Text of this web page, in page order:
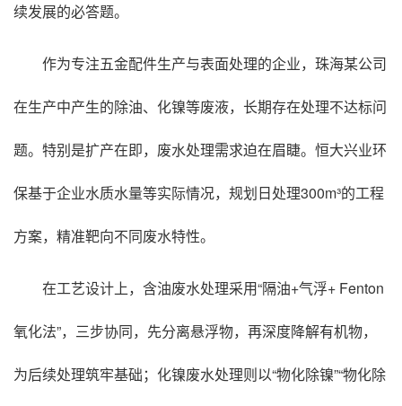
续发展的必答题。
作为专注五金配件生产与表面处理的企业，珠海某公司
在生产中产生的除油、化镍等废液，长期存在处理不达标问
题。特别是扩产在即，废水处理需求迫在眉睫。恒大兴业环
保基于企业水质水量等实际情况，规划日处理300m³的工程
方案，精准靶向不同废水特性。
在工艺设计上，含油废水处理采用“隔油+气浮+ Fenton
氧化法”，三步协同，先分离悬浮物，再深度降解有机物，
为后续处理筑牢基础；化镍废水处理则以“物化除镍”“物化除